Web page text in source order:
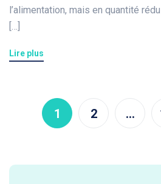
l’alimentation, mais en quantité
Lire plus
1 2 …